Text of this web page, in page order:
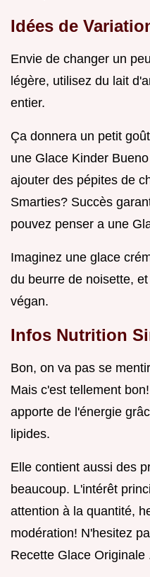
Idées de
Envie de changer un
légère, utilisez du lait
entier.
Ça donnera un petit
une Glace Kinder
ajouter des pépites de
Smarties? Succès
pouvez penser a une
Imaginez une glace
du beurre de noisette,
végan.
Infos Nutrition
Bon, on va pas se
Mais c'est tellement
apporte de l'énergie
lipides.
Elle contient aussi des
beaucoup. L'intérêt
attention à la quantité,
modération! N'hesitez
Recette Glace Originale